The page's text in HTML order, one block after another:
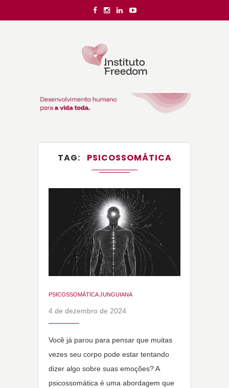
TAG PSICOSSOMÁTICA
PSICOSSOMÁTICA JUNGUIANA
4 de dezembro de 2024
Você já parou para pensar que muitas
vezes seu corpo pode estar tentando
dizer algo sobre suas emoções? A
psicossomática é uma abordagem que